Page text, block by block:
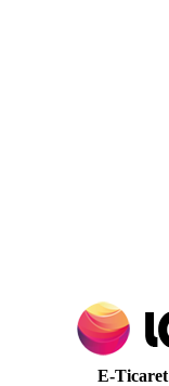
E-Ticaret